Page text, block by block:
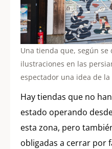
Una tienda que, según
ilustraciones en las
espectador una idea de
Hay tiendas que no
estado operando
esta zona, pero
obligadas a cerrar por